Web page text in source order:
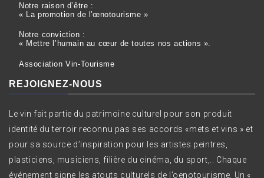
Notre raison d’être :
« La promotion de l'œnotourisme »
Notre conviction :
« Mettre l’humain au cœur de toutes nos actions ».
Association Vin-Tourisme
REJOIGNEZ-NOUS
Le vin fait partie du patrimoine culturel pour son produit
identité du terroir reconnu pas ses accords «mets et vins » et
pour sa source d’inspiration pour les artistes peintres,
plasticiens, musiciens, filière du cinéma, du sport,.. Chaque
événement signe les atouts culturels de l’oenotourisme. Un «